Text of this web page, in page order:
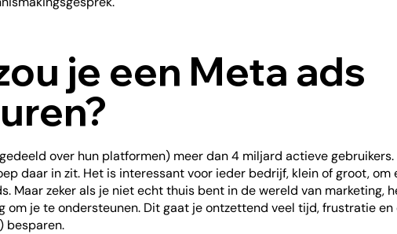
je een Meta ads
over hun platformen) meer dan 4 miljard actieve
daar in zit. Het is interessant voor ieder bedrijf, klein of groot, om
Maar zeker als je niet echt thuis bent in de wereld van marketing,
om je te ondersteunen. Dit gaat je ontzettend veel tijd, frustratie
besparen.